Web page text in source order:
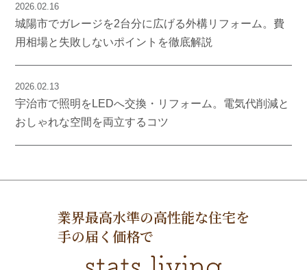
2026.02.16
城陽市でガレージを2台分に広げる外構リフォーム。費
用相場と失敗しないポイントを徹底解説
2026.02.13
宇治市で照明をLEDへ交換・リフォーム。電気代削減と
おしゃれな空間を両立するコツ
業界最高水準の高性能な住宅を
手の届く価格で